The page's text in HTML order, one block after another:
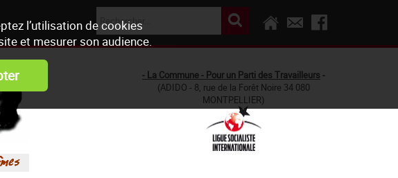
l’utilisation de cookies
et mesurer son audience.
- La Commune - Pour un Parti des Travailleurs -
(ADIDO - 8, rue de la Forêt Noire 34 080
MONTPELLIER)